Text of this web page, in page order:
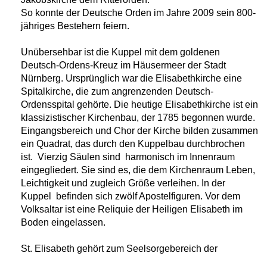
So konnte der Deutsche Orden im Jahre 2009 sein 800-
jähriges Bestehern feiern.
Unübersehbar ist die Kuppel mit dem goldenen
Deutsch-Ordens-Kreuz im Häusermeer der Stadt
Nürnberg. Ursprünglich war die Elisabethkirche eine
Spitalkirche, die zum angrenzenden Deutsch-
Ordensspital gehörte. Die heutige Elisabethkirche ist ein
klassizistischer Kirchenbau, der 1785 begonnen wurde.
Eingangsbereich und Chor der Kirche bilden zusammen
ein Quadrat, das durch den Kuppelbau durchbrochen
ist. Vierzig Säulen sind harmonisch im Innenraum
eingegliedert. Sie sind es, die dem Kirchenraum Leben,
Leichtigkeit und zugleich Größe verleihen. In der
Kuppel befinden sich zwölf Apostelfiguren. Vor dem
Volksaltar ist eine Reliquie der Heiligen Elisabeth im
Boden eingelassen.
St. Elisabeth gehört zum Seelsorgebereich der